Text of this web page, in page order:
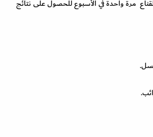
مرة واحدة في الأسبوع للحصول على نتائج